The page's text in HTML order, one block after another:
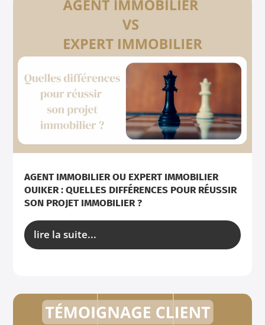
AGENT IMMOBILIER OU EXPERT IMMOBILIER
OUIKER : QUELLES DIFFÉRENCES POUR RÉUSSIR
SON PROJET IMMOBILIER ?
lire la suite...